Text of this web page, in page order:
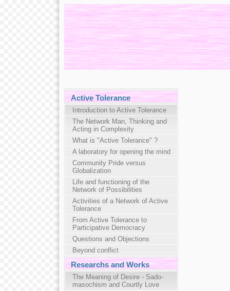
Active Tolerance
Introduction to Active Tolerance
The Network Man, Thinking and
Acting in Complexity
What is "Active Tolerance" ?
A laboratory for opening the mind
Community Pride versus
Globalization
Life and functioning of the
Network of Possibilities
Activities of a Network of Active
Tolerance
From Active Tolerance to
Participative Democracy
Questions and Objections
Beyond conflict
Researchs and Works
The Meaning of Desire - Sado-
masochism and Courtly Love